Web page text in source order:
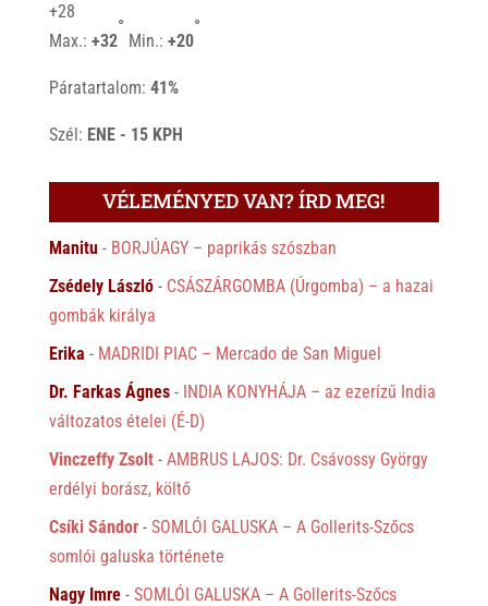
+28
Max.: +32
°
Min.: +20
°
Páratartalom: 41%
Szél: ENE - 15 KPH
VÉLEMÉNYED VAN? ÍRD MEG!
Manitu- BORJÚAGY – paprikás szószban
Zsédely László- CSÁSZÁRGOMBA (Úrgomba) – a hazai
gombák királya
Erika - MADRIDI PIAC – Mercado de San Miguel
Dr. Farkas Ágnes- INDIA KONYHÁJA – az ezerízű India
változatos ételei (É-D)
Vinczeffy Zsolt- AMBRUS LAJOS: Dr. Csávossy György
erdélyi borász, költő
Csíki Sándor- SOMLÓI GALUSKA – A Gollerits-Szőcs
somlói galuska története
Nagy Imre- SOMLÓI GALUSKA – A Gollerits-Szőcs